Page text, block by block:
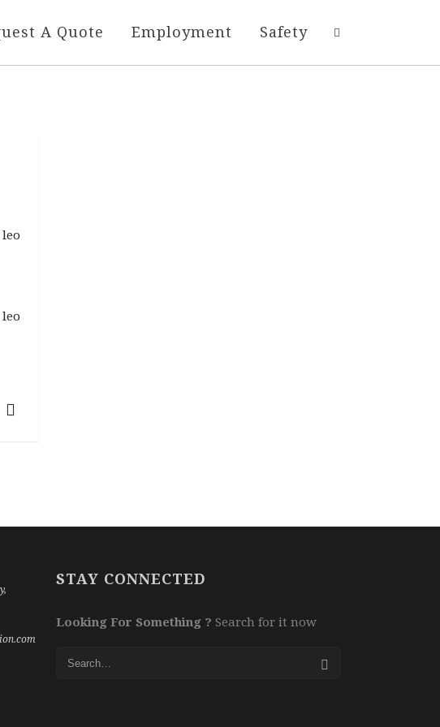
A Quote Employment Safety
STAY CONNECTED
Looking For Something ? Search for it now